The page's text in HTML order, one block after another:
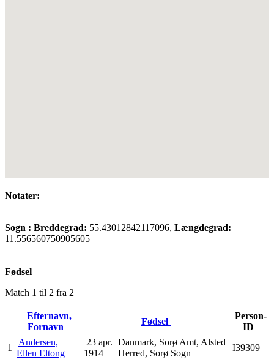
Notater:
Sogn : Breddegrad: 55.43012842117096, Længdegrad:
11.556560750905605
Fødsel
Match 1 til 2 fra 2
Efternavn,
Fornavn
Fødsel
Person-
ID
1
Andersen,
Ellen Eltong
23 apr.
1914
Danmark, Sorø Amt, Alsted
Herred, Sorø Sogn
I39309